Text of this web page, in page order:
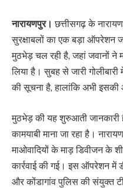
नारायणपुर। छत्तीसगढ़ के
सुरक्षाबलों का एक बड़ा ऑपरेशन
मुठभेड़ चल रही है, जहां जवानों ने
लिया है। सुबह से जारी
की सूचना है, हालांकि अभी इसकी
मुठभेड़ की यह शुरुआती जानकारी
कामयाबी माना जा रहा है।
माओवादियों के माड़ डिवीजन के
कार्रवाई की गई। इस ऑपरेशन में
और कोंडागांव पुलिस की संयुक्त